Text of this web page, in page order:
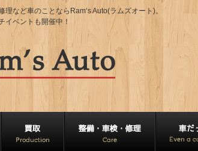
など車のことならRam‘s Auto(ラムズオート)。
イベントも開催中！